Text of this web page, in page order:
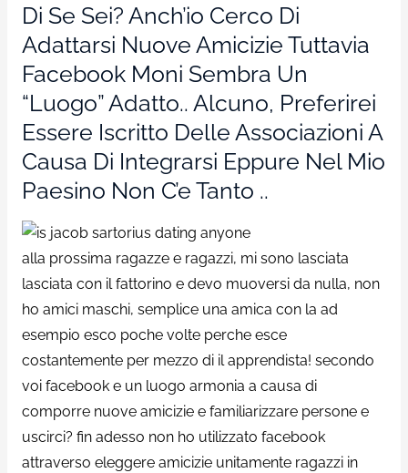
Di Se Sei? Anch’io Cerco Di
Adattarsi Nuove Amicizie Tuttavia
Facebook Moni Sembra Un
“luogo” Adatto.. Alcuno, Preferirei
Essere Iscritto Delle Associazioni A
Causa Di Integrarsi Eppure Nel Mio
Paesino Non C’e Tanto ..
alla prossima ragazze e ragazzi, mi sono lasciata
lasciata con il fattorino e devo muoversi da nulla, non
ho amici maschi, semplice una amica con la ad
esempio esco poche volte perche esce
costantemente per mezzo di il apprendista! secondo
voi facebook e un luogo armonia a causa di
comporre nuove amicizie e familiarizzare persone e
uscirci? fin adesso non ho utilizzato facebook
attraverso eleggere amicizie unitamente ragazzi in